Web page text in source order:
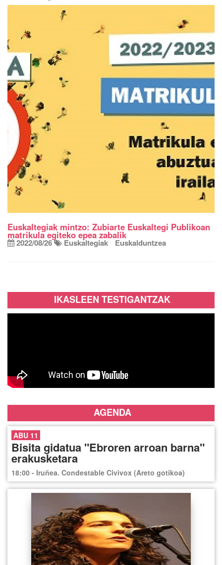
Euskaltegiak mintzo: Zubiarte Euskaltegi Publikoan
matrikula egiteko epea zabalik
2022/08/26 Euskaltegiak Euskalduntzea
IKASLEEN TESTIGANTZAK
AGENDA
ABU 11
Bisita gidatua "Ebroren arroan barna"
erakusketara
18:00 - Iruñea. Condestable Civivox (Areto gotikoa)